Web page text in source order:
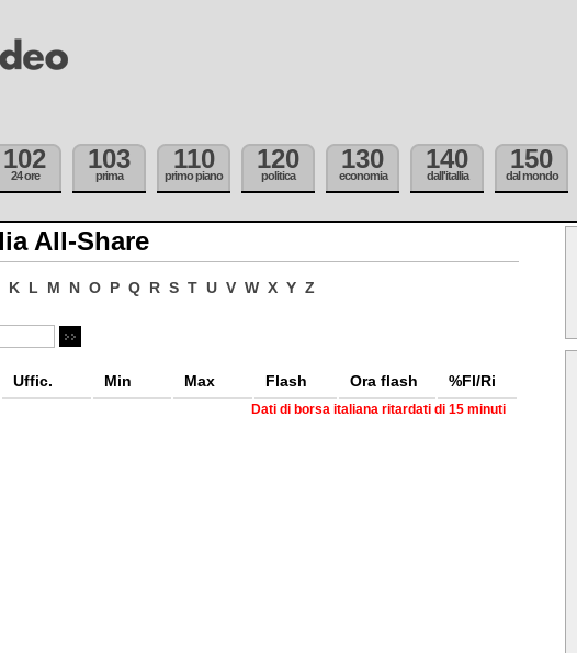
102
24 ore
103
prima
110
primo piano
120
politica
130
economia
140
dall'itallia
150
dal mondo
All-Share
K L M N O P Q R S T U V W X Y Z
Uffic. Min Max Flash Ora flash %Fl/Ri
Dati di borsa italiana ritardati di 15 minuti